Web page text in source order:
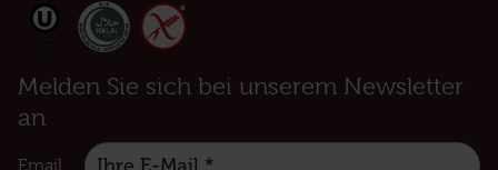
Melden Sie sich bei unserem Newsletter
an
Email